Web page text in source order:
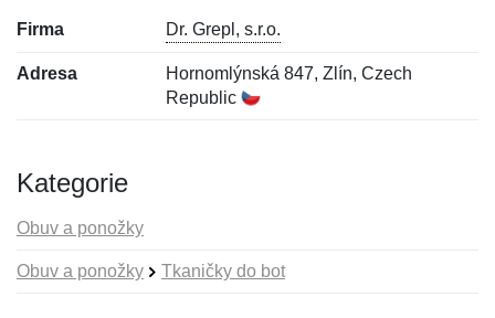
Firma Dr. Grepl, s.r.o.
Adresa
Hornomlýnská 847, Zlín, Czech
Republic
Kategorie
Obuv a ponožky
Obuv a ponožky Tkaničky do bot